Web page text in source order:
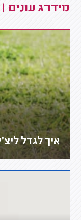
מידרג
איך לגדל